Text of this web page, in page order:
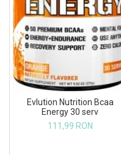
Evlution Nutrition Bcaa
Energy 30 serv
111,99 RON